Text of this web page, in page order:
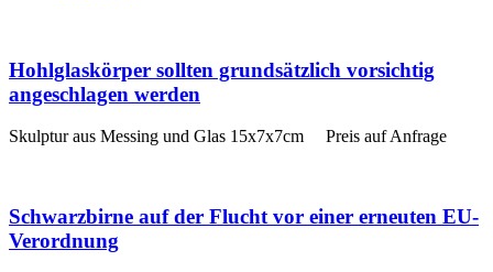
Hohlglaskörper sollten grundsätzlich vorsichtig
angeschlagen werden
Skulptur aus Messing und Glas 15x7x7cm Preis auf Anfrage
Schwarzbirne auf der Flucht vor einer erneuten EU-
Verordnung